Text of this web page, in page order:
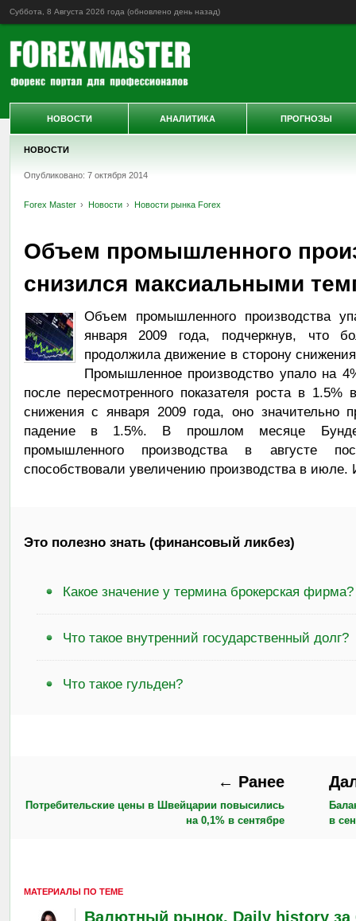
Суббота, 8 Августа 2026 года (обновлено день назад)
НОВОСТИ
Опубликовано: 7 октября 2014
Forex Master Новости Новости рынка Forex
Объем промышленного
снизился максиальными
Объем промышленного производства
января 2009 года, подчеркнув, что
продолжила движение в сторону
Промышленное производство упало на
после пересмотренного показателя роста в
снижения с января 2009 года, оно значительно
падение в 1.5%. В прошлом месяце
промышленного производства в августе
способствовали увеличению производства в июле.
Это полезно знать (финансовый ликбез)
Какое значение у термина брокерская фирма?
Что такое внутренний государственный долг?
Что такое гульден?
← Ранее
Потребительские цены в Швейцарии повысились
на 0,1% в сентябре
в
МАТЕРИАЛЫ ПО ТЕМЕ
Валютный рынок, Daily history за
НОВОСТИ АНАЛИТИКА ПРОГНОЗЫ